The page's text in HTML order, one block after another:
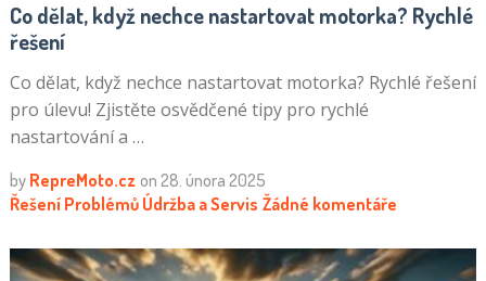
Co dělat, když nechce nastartovat motorka? Rychlé
řešení
Co dělat, když nechce nastartovat motorka? Rychlé řešení
pro úlevu! Zjistěte osvědčené tipy pro rychlé
nastartování a …
by RepreMoto.cz on 28. února 2025
Řešení Problémů Údržba a Servis Žádné komentáře